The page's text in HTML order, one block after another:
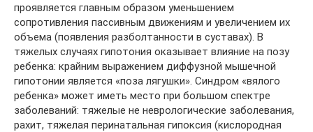
проявляется главным образом уменьшением
сопротивления пассивным движениям и увеличением их
объема (появления разболтанности в суставах). В
тяжелых случаях гипотония оказывает влияние на позу
ребенка: крайним выражением диффузной мышечной
гипотонии является «поза лягушки». Синдром «вялого
ребенка» может иметь место при большом спектре
заболеваний: тяжелые не неврологические заболевания,
рахит, тяжелая перинатальная гипоксия (кислородная